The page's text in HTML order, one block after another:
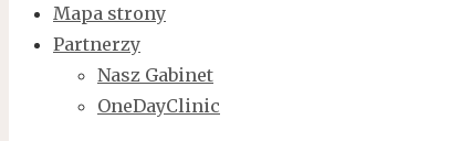
Mapa strony
Partnerzy
Nasz Gabinet
OneDayClinic